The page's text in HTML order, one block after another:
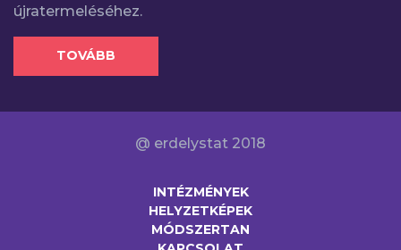
újratermeléséhez.
TOVÁBB
@ erdelystat 2018
INTÉZMÉNYEK
HELYZETKÉPEK
MÓDSZERTAN